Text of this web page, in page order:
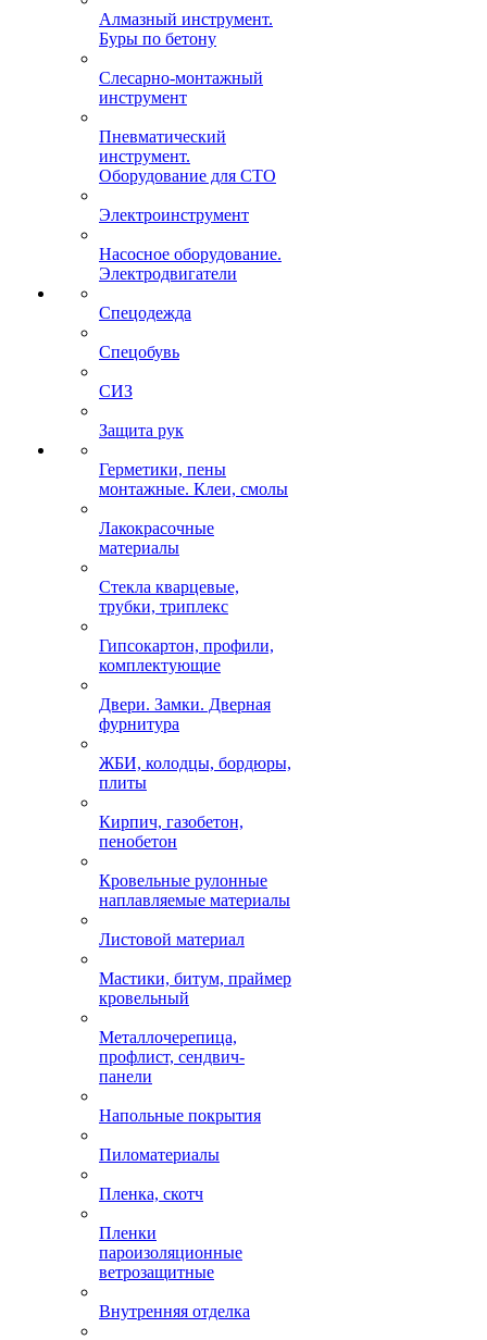
Алмазный инструмент.
Буры по бетону
Слесарно-монтажный
инструмент
Пневматический
инструмент.
Оборудование для СТО
Электроинструмент
Насосное оборудование.
Электродвигатели
Спецодежда
Спецобувь
СИЗ
Защита рук
Герметики, пены
монтажные. Клеи, смолы
Лакокрасочные
материалы
Стекла кварцевые,
трубки, триплекс
Гипсокартон, профили,
комплектующие
Двери. Замки. Дверная
фурнитура
ЖБИ, колодцы, бордюры,
плиты
Кирпич, газобетон,
пенобетон
Кровельные рулонные
наплавляемые материалы
Листовой материал
Мастики, битум, праймер
кровельный
Металлочерепица,
профлист, сендвич-
панели
Напольные покрытия
Пиломатериалы
Пленка, скотч
Пленки
пароизоляционные
ветрозащитные
Внутренняя отделка